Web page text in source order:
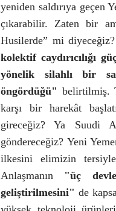
yeniden saldırıya geçen
çıkarabilir. Zaten bir
Husilerde” mi diyeceğiz?
kolektif caydırıcılığı
yönelik silahlı bir
öngördüğü" belirtilmiş.
karşı bir harekât
gireceğiz? Ya Suudi
göndereceğiz? Yeni
ilkesini elimizin tersiyle
Anlaşmanın "üç
geliştirilmesini" de